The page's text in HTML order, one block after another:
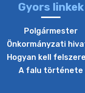
20. július 2026 12:40
20. július 2026 12:38
Gyors linkek
Polgármester
Önkormányzati
Hogyan kell
A falu története